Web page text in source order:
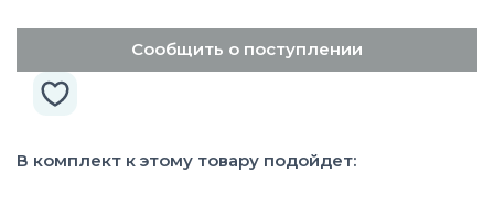
Сообщить о поступлении
В комплект к этому товару подойдет: